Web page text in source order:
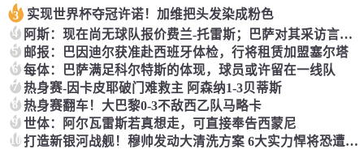
3 实现世界杯夺冠许诺！加维把头发染成粉色
4 阿斯：现在尚无球队报价费兰-托雷斯；巴萨对其采访言辞不满
5 邮报：巴因迪尔获准赴西班牙体检，行将租赁加盟塞尔塔
6 每体：巴萨满足科尔特斯的体现，球员或许留在一线队
7 热身赛-因卡皮耶破门难救主 阿森纳1-3贝蒂斯
8 热身赛翻车！大巴黎0-3不敌西乙队马略卡
9 世体：阿尔瓦雷斯若真想走，可直接奉告西蒙尼
10 打造新银河战舰！穆帅发动大清洗方案 6大实力悍将恐遭清洗